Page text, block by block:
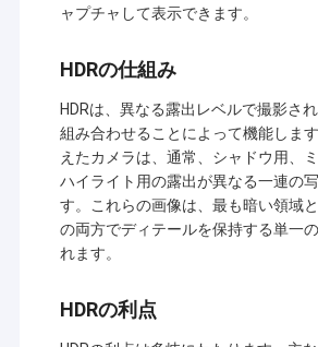
ャプチャして表示できます。
HDRの仕組み
HDRは、異なる露出レベルで撮影さ
組み合わせることによって機能しま
えたカメラは、通常、シャドウ用、
ハイライト用の露出が異なる一連の
す。これらの画像は、最も暗い領域
の両方でディテールを保持する単一
れます。
HDRの利点